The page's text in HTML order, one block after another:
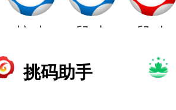
挑码助手